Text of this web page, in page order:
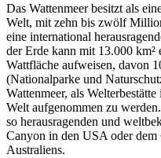
Das Wattenmeer besitzt als
Welt, mit zehn bis zwölf
eine international
der Erde kann mit 13.000 km²
Wattfläche aufweisen, davon
(Nationalparke und
Wattenmeer, als
Welt aufgenommen zu
so herausragenden und
Canyon in den USA oder
Australiens.